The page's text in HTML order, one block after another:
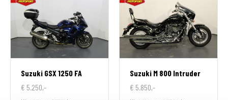
Suzuki GSX 1250 FA
€ 5.250,-
Suzuki M 800 Intruder
€ 5.850,-